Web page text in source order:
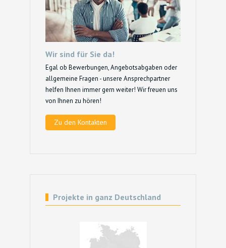
Wir sind für Sie da!
Egal ob Bewerbungen, Angebotsabgaben oder
allgemeine Fragen - unsere Ansprechpartner
helfen Ihnen immer gern weiter! Wir freuen uns
von Ihnen zu hören!
Zu den Kontakten
Projekte in ganz Deutschland